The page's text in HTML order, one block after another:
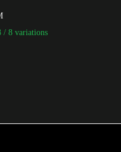
/ 8 variations